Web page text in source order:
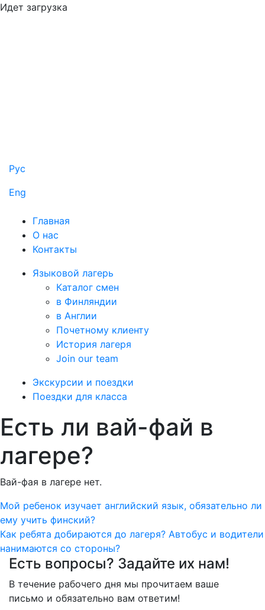
Идет загрузка
Рус
Eng
Главная
О нас
Контакты
Языковой лагерь
Каталог смен
в Финляндии
в Англии
Почетному клиенту
История лагеря
Join our team
Экскурсии и поездки
Поездки для класса
Есть ли вай-фай в
лагере?
Вай-фая в лагере нет.
Навигация
по
записям
Мой ребенок изучает английский язык, обязательно ли
ему учить финский?
Как ребята добираются до лагеря? Автобус и водители
нанимаются со стороны?
Есть вопросы? Задайте их нам!
В течение рабочего дня мы прочитаем ваше
письмо и обязательно вам ответим!